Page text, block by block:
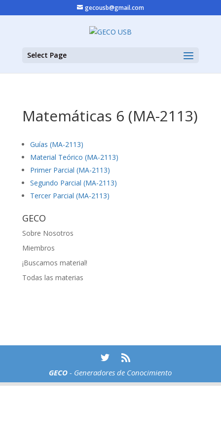
gecousb@gmail.com
Select Page
Matemáticas 6 (MA-2113)
Guías (MA-2113)
Material Teórico (MA-2113)
Primer Parcial (MA-2113)
Segundo Parcial (MA-2113)
Tercer Parcial (MA-2113)
GECO
Sobre Nosotros
Miembros
¡Buscamos material!
Todas las materias
GECO - Generadores de Conocimiento